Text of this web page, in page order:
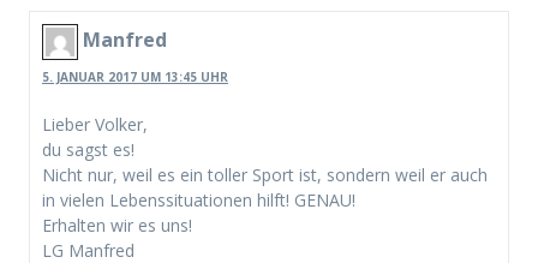
Manfred
5. JANUAR 2017 UM 13:45 UHR
Lieber Volker,
du sagst es!
Nicht nur, weil es ein toller Sport ist, sondern weil er auch
in vielen Lebenssituationen hilft! GENAU!
Erhalten wir es uns!
LG Manfred